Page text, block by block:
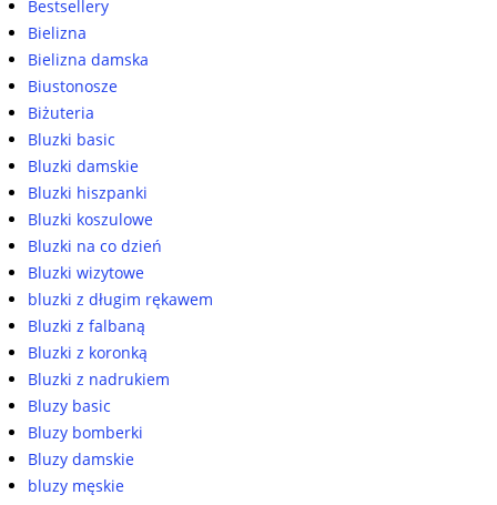
Bestsellery
Bielizna
Bielizna damska
Biustonosze
Biżuteria
Bluzki basic
Bluzki damskie
Bluzki hiszpanki
Bluzki koszulowe
Bluzki na co dzień
Bluzki wizytowe
bluzki z długim rękawem
Bluzki z falbaną
Bluzki z koronką
Bluzki z nadrukiem
Bluzy basic
Bluzy bomberki
Bluzy damskie
bluzy męskie